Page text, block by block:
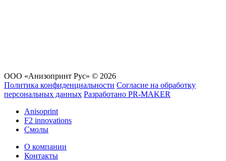
ООО «Анизопринт Рус» © 2026
Политика конфиденциальности Согласие на обработку
персональных данных Разработано PR-MAKER
Anisoprint
F2 innovations
Смолы
О компании
Контакты